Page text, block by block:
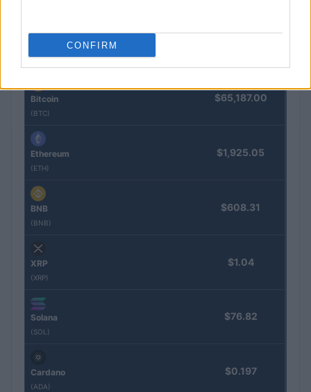
CONFIRM
Nombre
Bitcoin
(BTC)
$65,187.00
Ethereum
(ETH)
$1,925.05
BNB
(BNB)
$608.31
XRP
(XRP)
$1.04
Solana
(SOL)
$76.82
Cardano
(ADA)
$0.197